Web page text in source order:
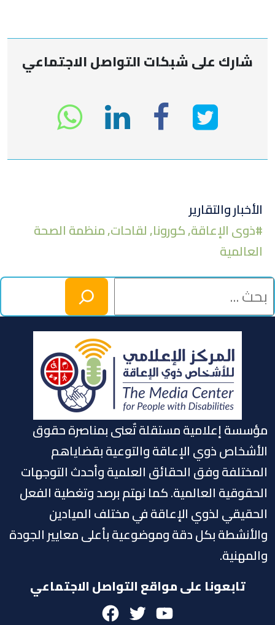
شارك على شبكات التواصل الاجتماعي
انشر
على
تويتر
انشر
في
انشر
على
إن
الأخبار والتقارير
ذوى الإعاقة,كورونا,لقاحات,منظمة الصحة
العالمية
مؤسسة إعلامية مستقلة تٌعنى بمناصرة حقوق
الأشخاص ذوي الإعاقة والتوعية بقضاياهم
المختلفة وفق الحقائق العلمية وأحدث التوجهات
الحقوقية العالمية. كما نهتم برصد وتغطية الفعل
الحقيقي لذوي الإعاقة في مختلف الميادين
والأنشطة بكل دقة وموضوعية بأعلى معايير الجودة
والمهنية.
تابعونا على مواقع التواصل الاجتماعي
Facebook
TwitterYoutube